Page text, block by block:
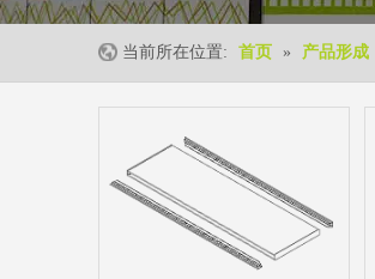
当前所在位置: 首页 » 产品形成